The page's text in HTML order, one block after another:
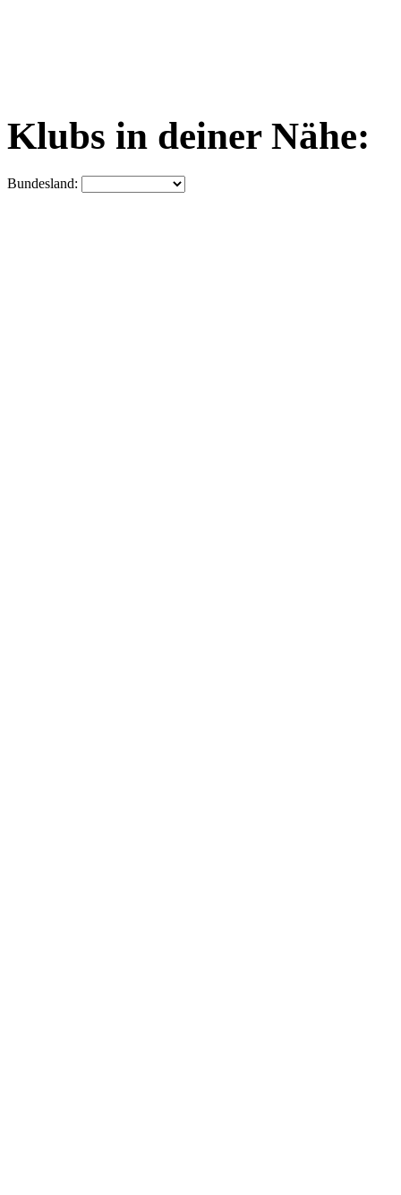
Klubs in deiner Nähe:
Bundesland: